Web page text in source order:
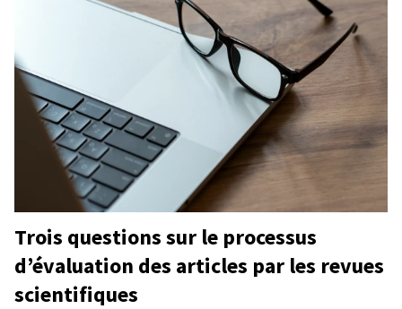
Trois questions sur le processus
d’évaluation des articles par les revues
scientifiques